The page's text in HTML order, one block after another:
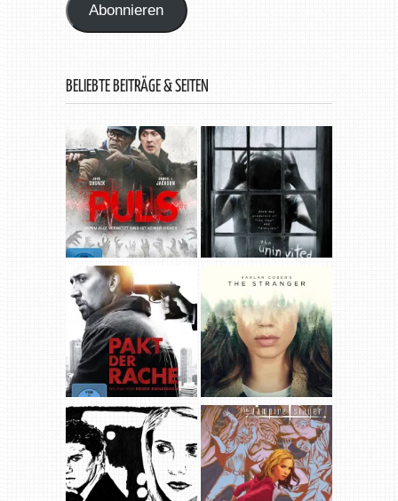
Abonnieren
BELIEBTE BEITRÄGE & SEITEN